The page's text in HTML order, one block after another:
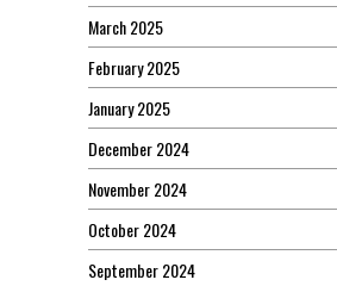
March 2025
February 2025
January 2025
December 2024
November 2024
October 2024
September 2024